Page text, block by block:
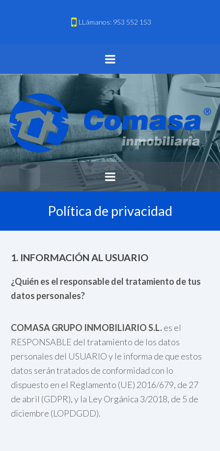
LLámanos: 953 552 153
Política de privacidad
1. INFORMACIÓN AL USUARIO
¿Quién es el responsable del tratamiento de tus
datos personales?
COMASA GRUPO INMOBILIARIO S.L.es el
RESPONSABLE del tratamiento de los datos
personales del USUARIO y le informa de que estos
datos serán tratados de conformidad con lo
dispuesto en el Reglamento (UE) 2016/679, de 27
de abril (GDPR), y la Ley Orgánica 3/2018, de 5 de
diciembre (LOPDGDD).